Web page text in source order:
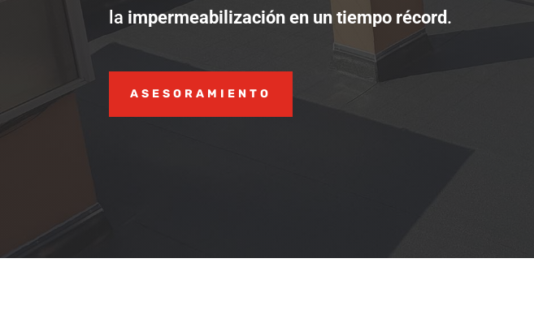
la impermeabilización en un tiempo récord .
ASESORAMIENTO